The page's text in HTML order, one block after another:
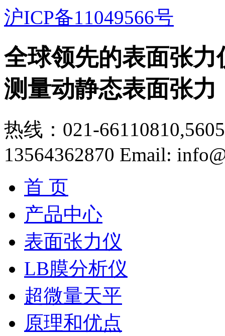
沪ICP备11049566号
全球领先的表面张
测量动静态表面张力
热线：021-
13564362870 Email:
首 页
产品中心
表面张力仪
LB膜分析仪
超微量天平
原理和优点